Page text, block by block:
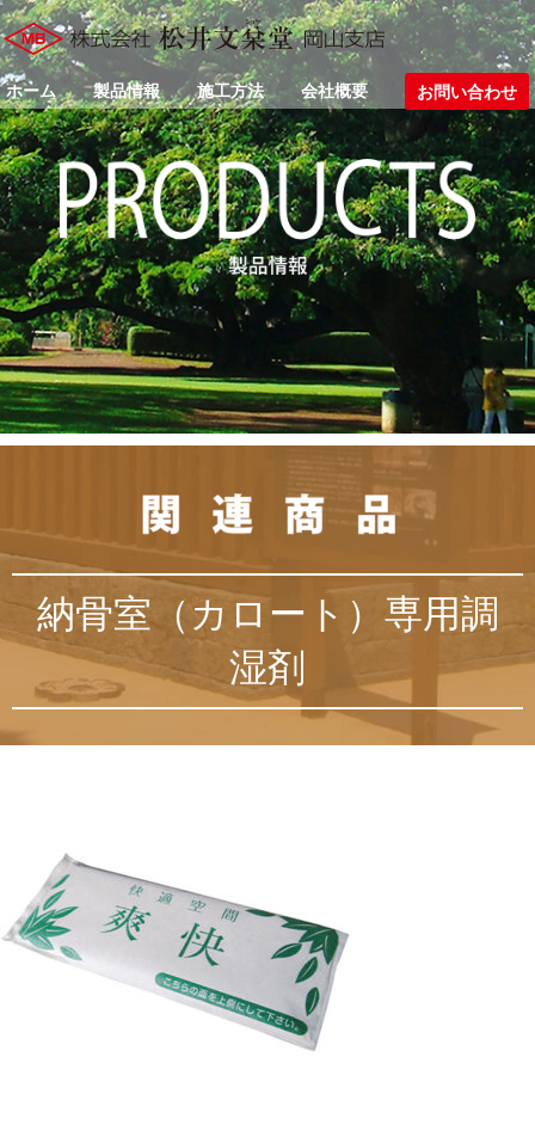
ホーム 製品情報 施工方法 会社概要 お問い合わせ
納骨室（カロート）専用調
湿剤